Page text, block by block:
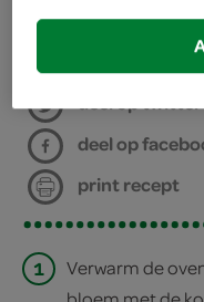
deel op twitter
deel op
print recept
1
Verwarm de